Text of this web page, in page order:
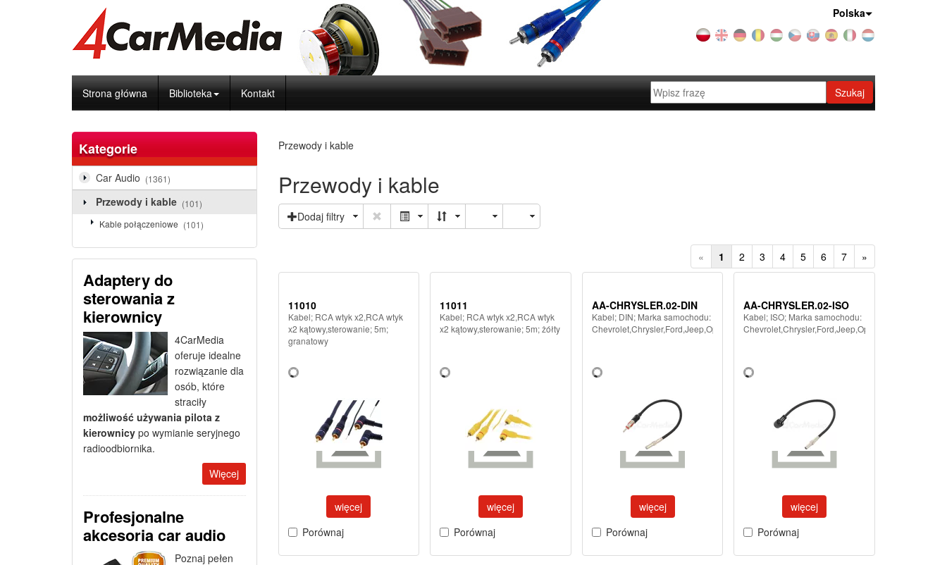
Polska
Strona główna Biblioteka Kontakt Szukaj
Kategorie
Car Audio (1361)
Przewody i kable (101)
Kable połączeniowe (101)
Adaptery do
sterowania z
kierownicy
4CarMedia
oferuje idealne
rozwiązanie dla
osób, które
straciły
możliwość używania pilota z
kierownicy po wymianie seryjnego
radioodbiornika.
Więcej
Profesjonalne
akcesoria car audio
Poznaj pełen
Przewody i kable
Przewody i kable
Dodaj filtry
« 1 2 3 4 5 6 7 »
11010
Kabel; RCA wtyk x2,RCA wtyk
x2 kątowy,sterowanie; 5m;
granatowy
więcej
Porównaj
11011
Kabel; RCA wtyk x2,RCA wtyk
x2 kątowy,sterowanie; 5m; żółty
więcej
Porównaj
AA-CHRYSLER.02-DIN
Kabel; DIN; Marka samochodu:
Chevrolet,Chrysler,Ford,Jeep,Opel
więcej
Porównaj
AA-CHRYSLER.02-ISO
Kabel; ISO; Marka samochodu:
Chevrolet,Chrysler,Ford,Jeep,Opel
więcej
Porównaj